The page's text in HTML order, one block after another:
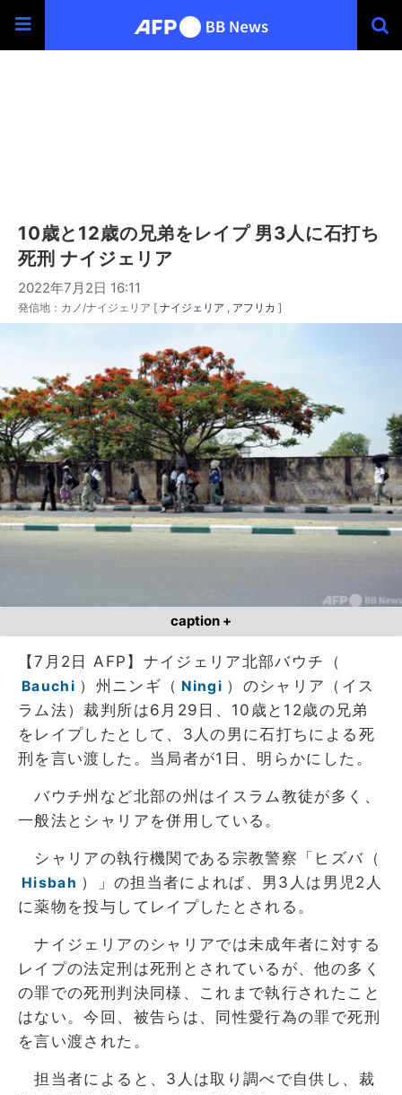
10歳と12歳の兄弟をレイプ 男3人に石打ち
死刑 ナイジェリア
2022年7月2日 16:11
発信地：カノ/ナイジェリア [ ナイジェリア アフリカ ]
caption +
【7月2日 AFP】ナイジェリア北部バウチ（
Bauchi ）州ニンギ（ Ningi ）のシャリア（イス
ラム法）裁判所は6月29日、10歳と12歳の兄弟
をレイプしたとして、3人の男に石打ちによる死
刑を言い渡した。当局者が1日、明らかにした。
バウチ州など北部の州はイスラム教徒が多く、
一般法とシャリアを併用している。
シャリアの執行機関である宗教警察「ヒズバ（
Hisbah ）」の担当者によれば、男3人は男児2人
に薬物を投与してレイプしたとされる。
ナイジェリアのシャリアでは未成年者に対する
レイプの法定刑は死刑とされているが、他の多く
の罪での死刑判決同様、これまで執行されたこと
はない。今回、被告らは、同性愛行為の罪で死刑
を言い渡された。
担当者によると、3人は取り調べで自供し、裁